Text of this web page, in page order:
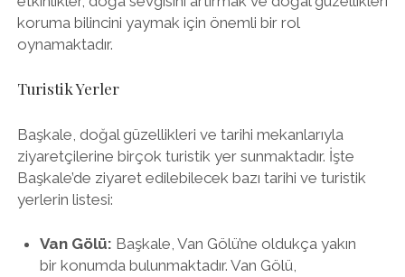
koruma bilincini yaymak için önemli bir rol
oynamaktadır.
Turistik Yerler
Başkale, doğal güzellikleri ve tarihi mekanlarıyla
ziyaretçilerine birçok turistik yer sunmaktadır. İşte
Başkale’de ziyaret edilebilecek bazı tarihi ve turistik
yerlerin listesi:
Van Gölü: Başkale, Van Gölü’ne oldukça yakın
bir konumda bulunmaktadır. Van Gölü,